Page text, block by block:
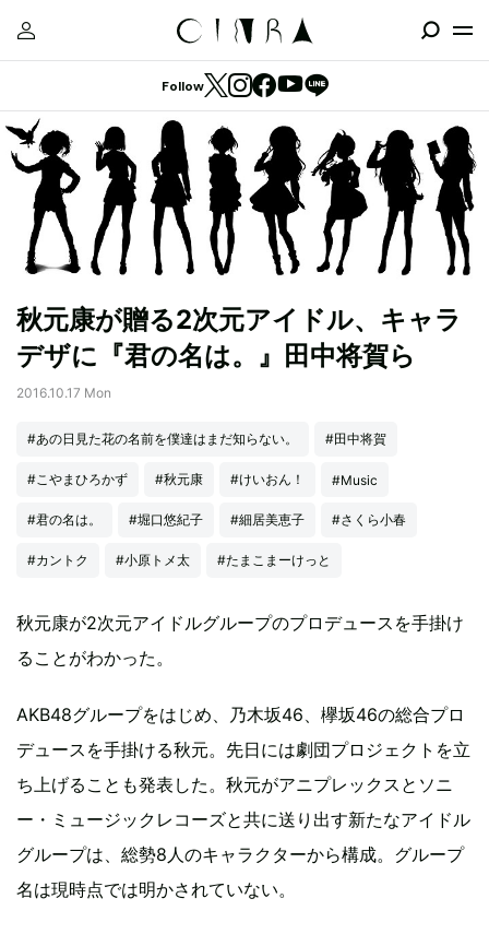
Follow
秋元康が贈る2次元アイドル、キャラ
デザに『君の名は。』田中将賀ら
2016.10.17 Mon
#あの日見た花の名前を僕達はまだ知らない。 #田中将賀
#こやまひろかず #秋元康 #けいおん！ #Music
#君の名は。 #堀口悠紀子 #細居美恵子 #さくら小春
#カントク #小原トメ太 #たまこまーけっと
秋元康が2次元アイドルグループのプロデュースを手掛け
ることがわかった。
AKB48グループをはじめ、乃木坂46、欅坂46の総合プロ
デュースを手掛ける秋元。先日には劇団プロジェクトを立
ち上げることも発表した。秋元がアニプレックスとソニ
ー・ミュージックレコーズと共に送り出す新たなアイドル
グループは、総勢8人のキャラクターから構成。グループ
名は現時点では明かされていない。